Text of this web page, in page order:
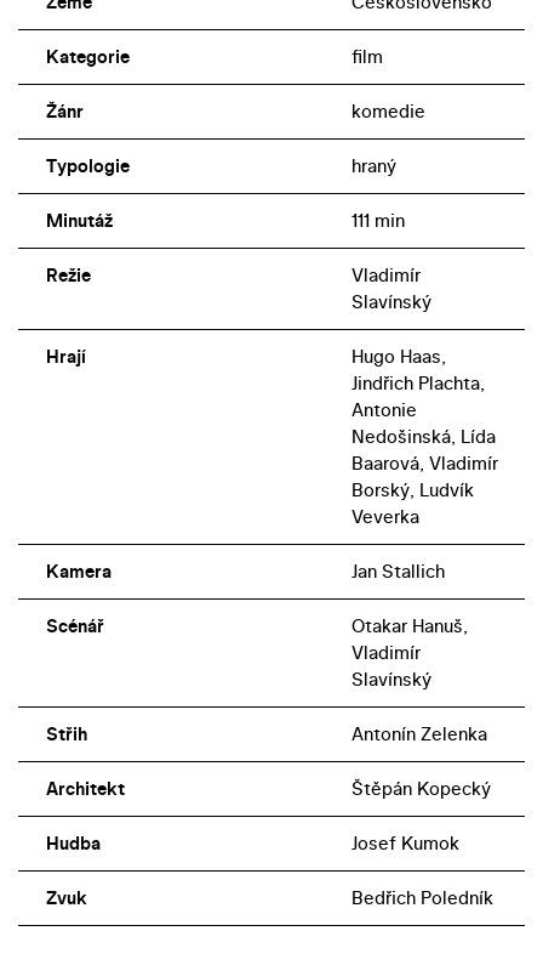
Kategorie film
Žánr komedie
Typologie hraný
Minutáž 111 min
Režie
Vladimír
Slavínský
Hrají
Hugo Haas,
Jindřich Plachta,
Antonie
Nedošinská, Lída
Baarová, Vladimír
Borský, Ludvík
Veverka
Kamera Jan Stallich
Scénář
Otakar Hanuš,
Vladimír
Slavínský
Střih Antonín Zelenka
Architekt Štěpán Kopecký
Hudba Josef Kumok
Zvuk Bedřich Poledník